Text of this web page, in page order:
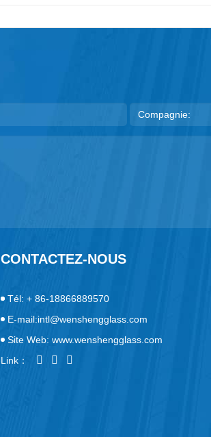
CONTACTEZ-NOUS
Tél: + 86-18866889570
E-mail:intl@wenshengglass.com
Site Web: www.wenshengglass.com
Link：